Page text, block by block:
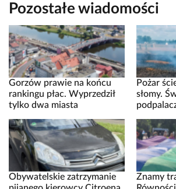
Pozostałe wiadomości
Gorzów prawie na końcu
rankingu płac. Wyprzedził
tylko dwa miasta
Pożar
słomy.
Obywatelskie zatrzymanie
Znamy